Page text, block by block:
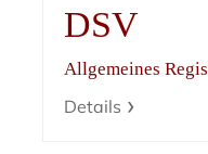
DSV
Allgemeines
Details